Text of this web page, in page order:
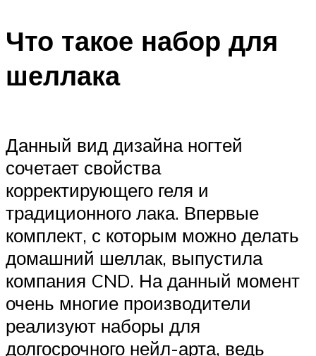
Что такое набор для
шеллака
Данный вид дизайна ногтей
сочетает свойства
корректирующего геля и
традиционного лака. Впервые
комплект, с которым можно делать
домашний шеллак, выпустила
компания CND. На данный момент
очень многие производители
реализуют наборы для
долгосрочного нейл-арта, ведь